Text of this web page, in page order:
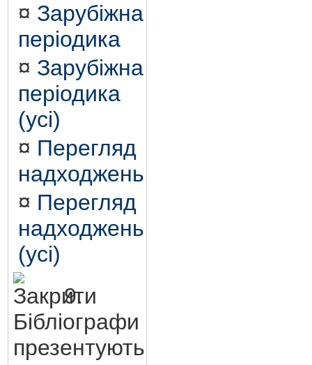
¤ Зарубіжна
періодика
¤ Зарубіжна
періодика
(усі)
¤ Перегляд
надходжень
¤ Перегляд
надходжень
(усі)
9.
Бібліографи
презентують